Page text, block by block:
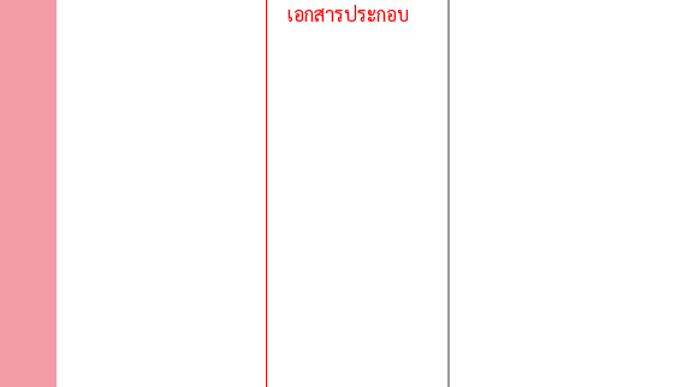
เอกสารประกอบ